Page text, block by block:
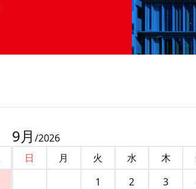
9月 /2026
日
月 火 水 木
1
2 3